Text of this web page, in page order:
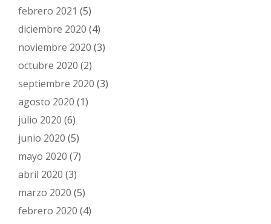
febrero 2021 (5)
diciembre 2020 (4)
noviembre 2020 (3)
octubre 2020 (2)
septiembre 2020 (3)
agosto 2020 (1)
julio 2020 (6)
junio 2020 (5)
mayo 2020 (7)
abril 2020 (3)
marzo 2020 (5)
febrero 2020 (4)